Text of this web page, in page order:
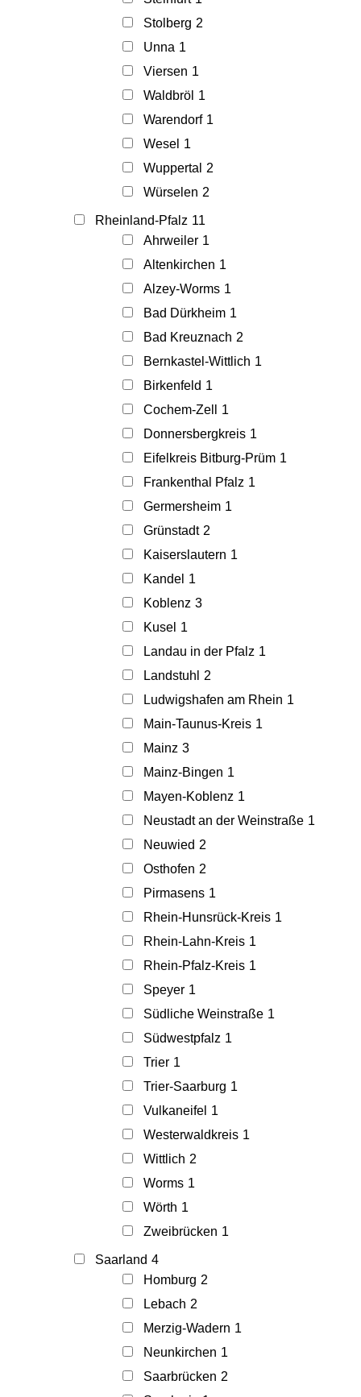
Stolberg 2
Unna 1
Viersen 1
Waldbröl 1
Warendorf 1
Wesel 1
Wuppertal
2
Würselen 2
Rheinland-Pfalz 11
Ahrweiler 1
Altenkirchen 1
Alzey-Worms 1
Bad Dürkheim 1
Bad Kreuznach 2
Bernkastel-Wittlich 1
Birkenfeld 1
Cochem-Zell
1
Donnersbergkreis 1
Eifelkreis Bitburg-Prüm 1
Frankenthal Pfalz 1
Germersheim 1
Grünstadt 2
Kaiserslautern 1
Kandel 1
Koblenz 3
Kusel 1
Landau in der Pfalz 1
Landstuhl
2
Ludwigshafen am Rhein 1
Main-Taunus-Kreis 1
Mainz 3
Mainz-Bingen 1
Mayen-Koblenz 1
Neustadt an der Weinstraße 1
Neuwied 2
Osthofen 2
Pirmasens 1
Rhein-Hunsrück-Kreis 1
Rhein-Lahn-Kreis 1
Rhein-Pfalz-Kreis 1
Speyer 1
Südliche Weinstraße 1
Südwestpfalz 1
Trier 1
Trier-Saarburg 1
Vulkaneifel 1
Westerwaldkreis 1
Wittlich 2
Worms 1
Wörth 1
Zweibrücken 1
Saarland 4
Homburg 2
Lebach 2
Merzig-Wadern 1
Neunkirchen 1
Saarbrücken 2